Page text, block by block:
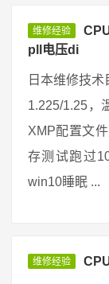
维修经验
pll电压di
日本维修技
1.225/1.25，
XMP配置文
存测试跑过
win10睡眠 ...
维修经验